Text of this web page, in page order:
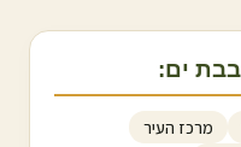
בת ים:
מרכז העיר